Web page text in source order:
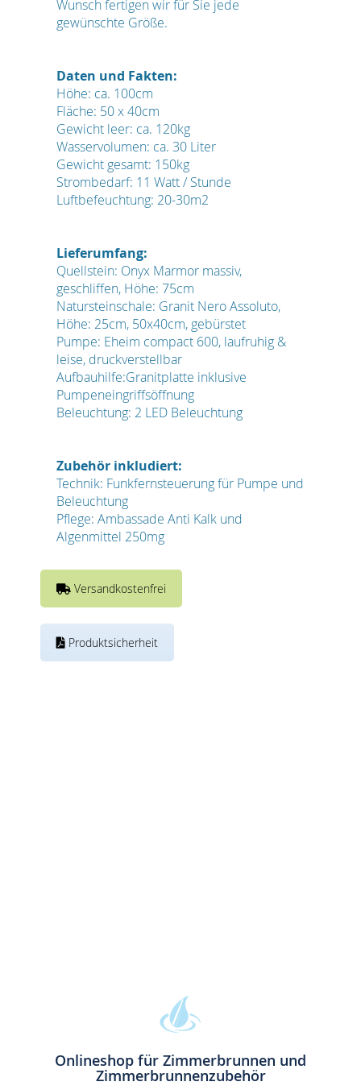
Wunsch fertigen wir für Sie jede
gewünschte Größe.
Daten und Fakten:
Höhe: ca. 100cm
Fläche: 50 x 40cm
Gewicht leer: ca. 120kg
Wasservolumen: ca. 30 Liter
Gewicht gesamt: 150kg
Strombedarf: 11 Watt / Stunde
Luftbefeuchtung: 20-30m2
Lieferumfang:
Quellstein: Onyx Marmor massiv,
geschliffen, Höhe: 75cm
Natursteinschale: Granit Nero Assoluto,
Höhe: 25cm, 50x40cm, gebürstet
Pumpe: Eheim compact 600, laufruhig &
leise, druckverstellbar
Aufbauhilfe:Granitplatte inklusive
Pumpeneingriffsöffnung
Beleuchtung: 2 LED Beleuchtung
Zubehör inkludiert:
Technik: Funkfernsteuerung für Pumpe und
Beleuchtung
Pflege: Ambassade Anti Kalk und
Algenmittel 250mg
Versandkostenfrei
Produktsicherheit
Onlineshop für Zimmerbrunnen und
Zimmerbrunnenzubehör